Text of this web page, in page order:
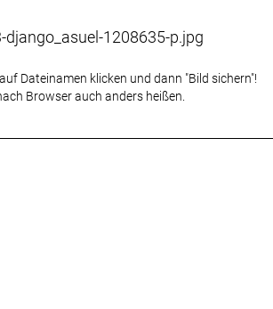
django_asuel-1208635-p.jpg
Dateinamen klicken und dann "Bild sichern"!
Browser auch anders heißen.